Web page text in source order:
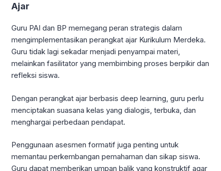
Ajar
Guru PAI dan BP memegang peran strategis dalam
mengimplementasikan perangkat ajar Kurikulum Merdeka.
Guru tidak lagi sekadar menjadi penyampai materi,
melainkan fasilitator yang membimbing proses berpikir dan
refleksi siswa.
Dengan perangkat ajar berbasis deep learning, guru perlu
menciptakan suasana kelas yang dialogis, terbuka, dan
menghargai perbedaan pendapat.
Penggunaan asesmen formatif juga penting untuk
memantau perkembangan pemahaman dan sikap siswa.
Guru dapat memberikan umpan balik yang konstruktif agar